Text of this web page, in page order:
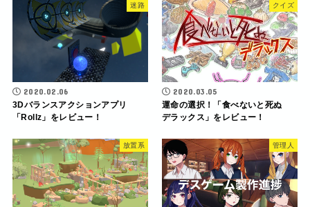
迷路
2020.02.06
3Dバランスアクションアプリ
「Rollz」をレビュー！
クイズ
2020.03.05
運命の選択！「食べないと死ぬ
デラックス」をレビュー！
放置系 管理人